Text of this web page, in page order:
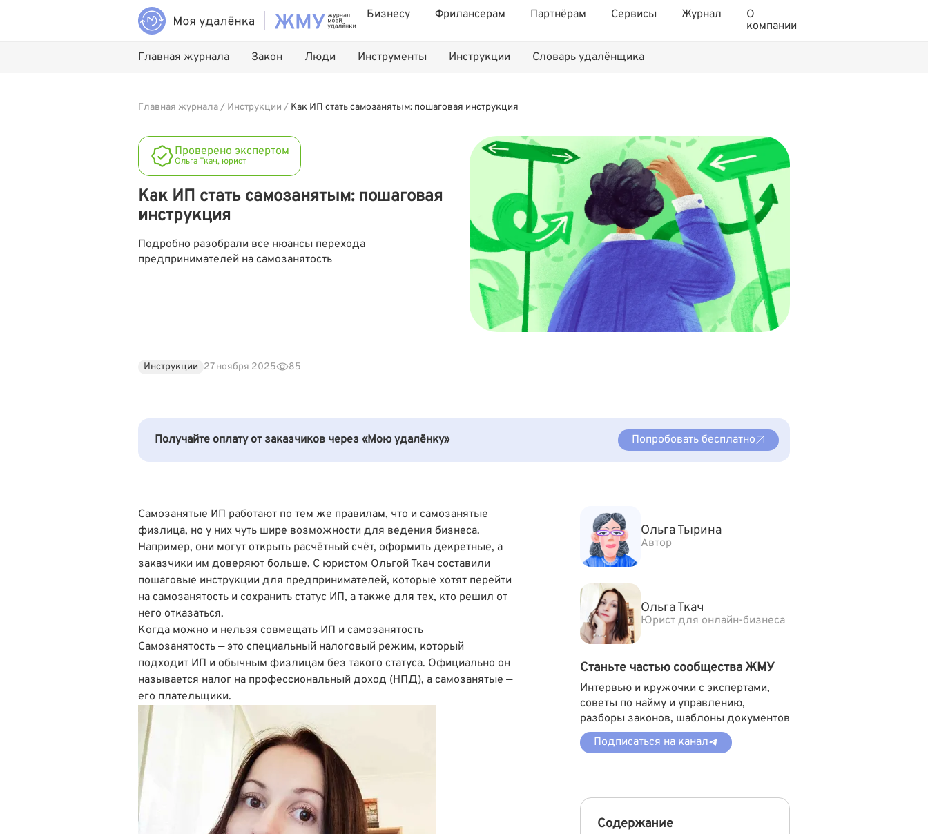
Бизнесу Фрилансерам Партнёрам Сервисы Журнал
О
компании
Главная журнала Закон Люди Инструменты Инструкции Словарь удалёнщика
Главная журнала/ Инструкции / Как ИП стать самозанятым: пошаговая инструкция
Проверено экспертом
Ольга Ткач, юрист
Как ИП стать самозанятым: пошаговая
инструкция
Подробно разобрали все нюансы перехода
предпринимателей на самозанятость
Инструкции 27 ноября 2025 85
Получайте оплату от заказчиков через «Мою удалёнку» Попробовать бесплатно
Самозанятые ИП работают по тем же правилам, что и самозанятые
физлица, но у них чуть шире возможности для ведения бизнеса.
Например, они могут открыть расчётный счёт, оформить декретные, а
заказчики им доверяют больше. С юристом Ольгой Ткач составили
пошаговые инструкции для предпринимателей, которые хотят перейти
на самозанятость и сохранить статус ИП, а также для тех, кто решил от
него отказаться.
Когда можно и нельзя совмещать ИП и самозанятость
Самозанятость — это специальный налоговый режим, который
подходит ИП и обычным физлицам без такого статуса. Официально он
называется налог на профессиональный доход (НПД), а самозанятые —
его плательщики.
Ольга Тырина
Автор
Ольга Ткач
Юрист для онлайн-бизнеса
Станьте частью сообщества ЖМУ
Интервью и кружочки с экспертами,
советы по найму и управлению,
разборы законов, шаблоны документов
Подписаться на канал
Содержание